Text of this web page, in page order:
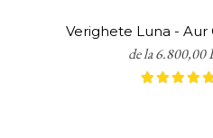
Verighete Luna - Aur
de la 6.800,00